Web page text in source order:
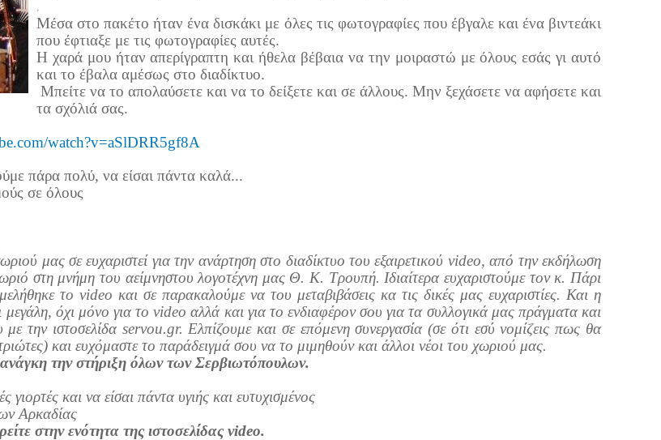
.
Μέσα στο πακέτο ήταν ένα δισκάκι με όλες τις φωτογραφίες που έβγαλε και ένα βιντεάκι
που έφτιαξε με τις φωτογραφίες αυτές.
Η χαρά μου ήταν απερίγραπτη και ήθελα βέβαια να την μοιραστώ με όλους εσάς γι αυτό
και το έβαλα αμέσως στο διαδίκτυο.
Μπείτε να το απολαύσετε και να το δείξετε και σε άλλους. Μην ξεχάσετε να αφήσετε και
τα σχόλιά σας.
watch?v=aSlDRR5gf8A
πάρα πολύ, να είσαι πάντα καλά...
σε όλους
μας σε ευχαριστεί για την ανάρτηση στο διαδίκτυο του εξαιρετικού video, από την εκδήλωση
στη μνήμη του αείμνηστου λογοτέχνη μας Θ. Κ. Τρουπή. Ιδιαίτερα ευχαριστούμε τον κ. Πάρι
το video και σε παρακαλούμε να του μεταβιβάσεις κα τις δικές μας ευχαριστίες. Και η
μεγάλη, όχι μόνο για το video αλλά και για το ενδιαφέρον σου για τα συλλογικά μας πράγματα και
με την ιστοσελίδα servou.gr. Ελπίζουμε και σε επόμενη συνεργασία (σε ότι εσύ νομίζεις πως θα
και ευχόμαστε το παράδειγμά σου να το μιμηθούν και άλλοι νέοι του χωριού μας.
ανάγκη την στήριξη όλων των Σερβιωτόπουλων.
γιορτές και να είσαι πάντα υγιής και ευτυχισμένος
Αρκαδίας
στην ενότητα της ιστοσελίδας video.